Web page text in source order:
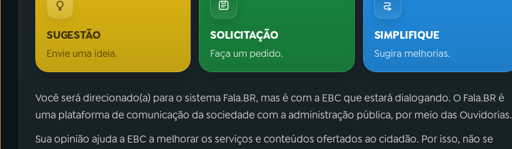
SUGESTÃO
Envie uma ideia.
SOLICITAÇÃO
Faça um pedido.
SIMPLIFIQUE
Sugira melhorias.
Você será direcionado(a) para o sistema Fala.BR, mas é com a EBC que estará dialogando. O Fala.BR é
uma plataforma de comunicação da sociedade com a administração pública, por meio das Ouvidorias.
Sua opinião ajuda a EBC a melhorar os serviços e conteúdos ofertados ao cidadão. Por isso, não se